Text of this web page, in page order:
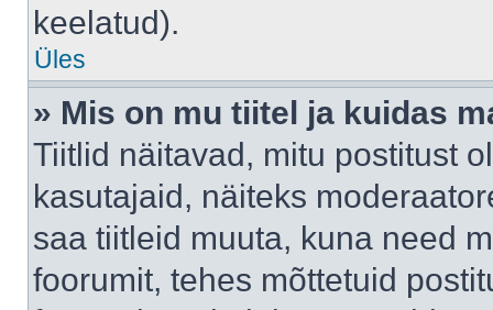
keelatud).
Üles
» Mis on mu tiitel ja kuidas
Tiitlid näitavad, mitu postitust
kasutajaid, näiteks
saa tiitleid muuta, kuna need
foorumit, tehes mõttetuid